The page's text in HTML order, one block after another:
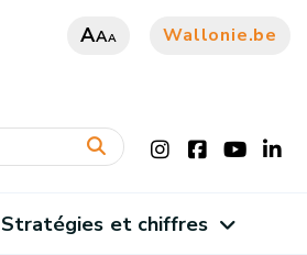
AAA Wallonie.be
Stratégies et chiffres